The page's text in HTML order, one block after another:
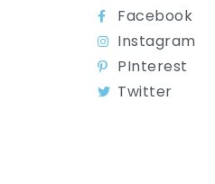
Facebook
Instagram
PInterest
Twitter